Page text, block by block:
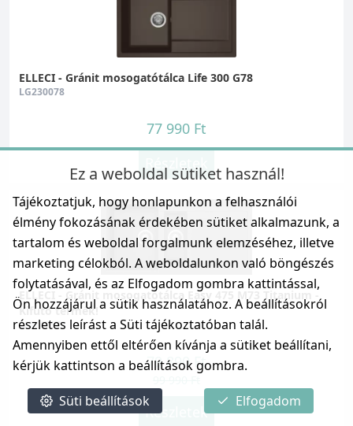
ELLECI - Gránit mosogatótálca Life 300 G78
LG230078
77 990 Ft
ELLECI - Gránit mosogatótálca Easy 475 M73 Titanium -
Kifutó termék!
LMY47573
79 890 Ft
Részletek
Ez a weboldal sütiket használ!
Tájékoztatjuk, hogy honlapunkon a felhasználói
élmény fokozásának érdekében sütiket alkalmazunk, a
tartalom és weboldal forgalmunk elemzéséhez, illetve
marketing célokból. A weboldalunkon való böngészés
folytatásával, és az Elfogadom gombra kattintással,
Ön hozzájárul a sütik használatához. A beállításokról
részletes leírást a Süti tájékoztatóban talál.
Amennyiben ettől eltérően kívánja a sütiket beállítani,
kérjük kattintson a beállítások gombra.
Süti beállítások Elfogadom